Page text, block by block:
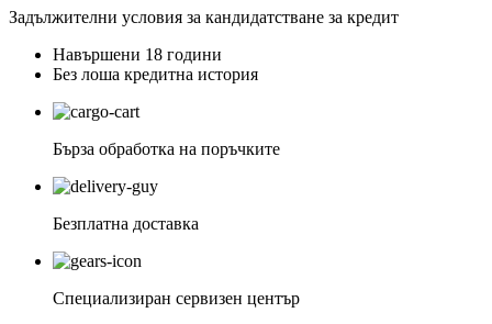
Задължителни условия за кандидатстване за кредит
Навършени 18 години
Без лоша кредитна история
Бърза обработка на поръчките
Безплатна доставка
Специализиран сервизен център